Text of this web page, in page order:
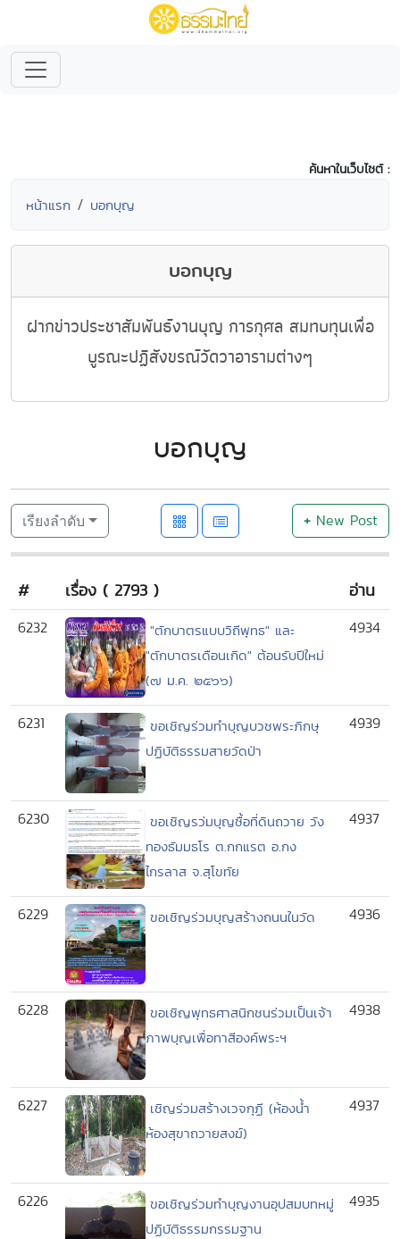
ค้นหาในเว็บไซต์ :
หน้าแรก บอกบุญ
บอกบุญ
ฝากข่าวประชาสัมพันธ์งานบุญ การกุศล สมทบทุนเพื่อ
บูรณะปฏิสังขรณ์วัดวาอารามต่างๆ
บอกบุญ
เรียงลำดับ +New Post
# เรื่อง ( 2793 ) อ่าน
6232
"ตักบาตรแบบวิถีพุทธ" และ
"ตักบาตรเดือนเกิด" ต้อนรับปีใหม่
(๗ ม.ค. ๒๕๖๖)
4934
6231
ขอเชิญร่วมทำบุญบวชพระภิกษุ
ปฏิบัติธรรมสายวัดป่า
4939
6230
ขอเชิญรว่มบุญซื้อที่ดินถวาย วัง
ทองธัมมธโร ต.กกแรต อ.กง
ไกรลาส จ.สุโขทัย
4937
6229 ขอเชิญร่วมบุญสร้างถนนในวัด 4936
6228
ขอเชิญพุทธศาสนิกชนร่วมเป็นเจ้า
ภาพบุญเพื่อทาสีองค์พระฯ
4938
6227
เชิญร่วมสร้างเวจกุฏี (ห้องน้ำ
ห้องสุขาถวายสงฆ์)
4937
6226
ขอเชิญร่วมทำบุญงานอุปสมบทหมู่
ปฏิบัติธรรมกรรมฐาน
4935